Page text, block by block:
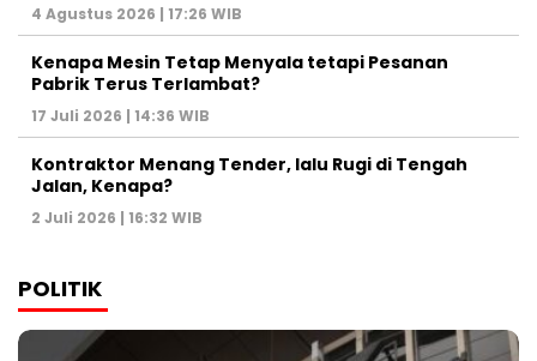
4 Agustus 2026 | 17:26 WIB
Kenapa Mesin Tetap Menyala tetapi Pesanan
Pabrik Terus Terlambat?
17 Juli 2026 | 14:36 WIB
Kontraktor Menang Tender, lalu Rugi di Tengah
Jalan, Kenapa?
2 Juli 2026 | 16:32 WIB
POLITIK